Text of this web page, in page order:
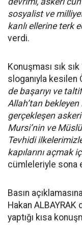
sosyalist ve
kanlı ellerine terk
verdi.
Konuşması sık sık
sloganıyla kesilen
de başarıyı ve
Allah’tan bekleyen
gerçekleşen
Mursi’nin ve
Tevhidi
kapılarını açmak
cümleleriyle sona
Basın
Hakan ALBAYRAK
yaptığı kısa